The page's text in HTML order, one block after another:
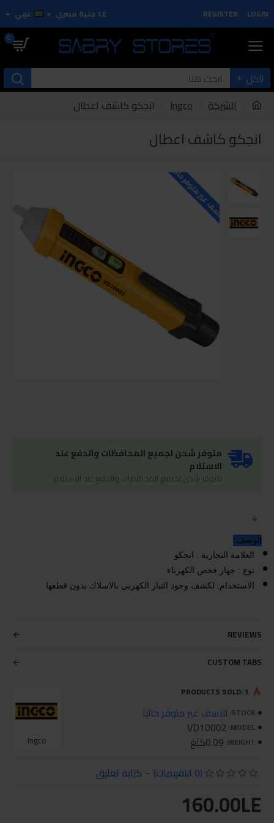
LOGIN
REGISTER
LE جنية مصري عربي
0
الكل
الشركة
Ingco انجكو كاشف اعطال
انجكو كاشف اعطال
للاسف غير متوفر حاليا
متوفر شحن لجميع المحافظات والدفع عند
الاستلام
متوفر شحن لجميع المحافظات والدفع عند الاستلام
الوصف:
العلامة التجارية : انجكو
نوع : جهاز فحص الكهرباء
الاستخدام: لكشف وجود التيار الكهربي بالاسلاك بدون قطعها
REVIEWS
CUSTOM TABS
STOCK: للاسف غير متوفر حاليا
MODEL:
VD10002
WEIGHT: 0.09كلغ Ingco
PRODUCTS SOLD: 1
(0 التقييمات) - كتابة تعليق
160.00LE